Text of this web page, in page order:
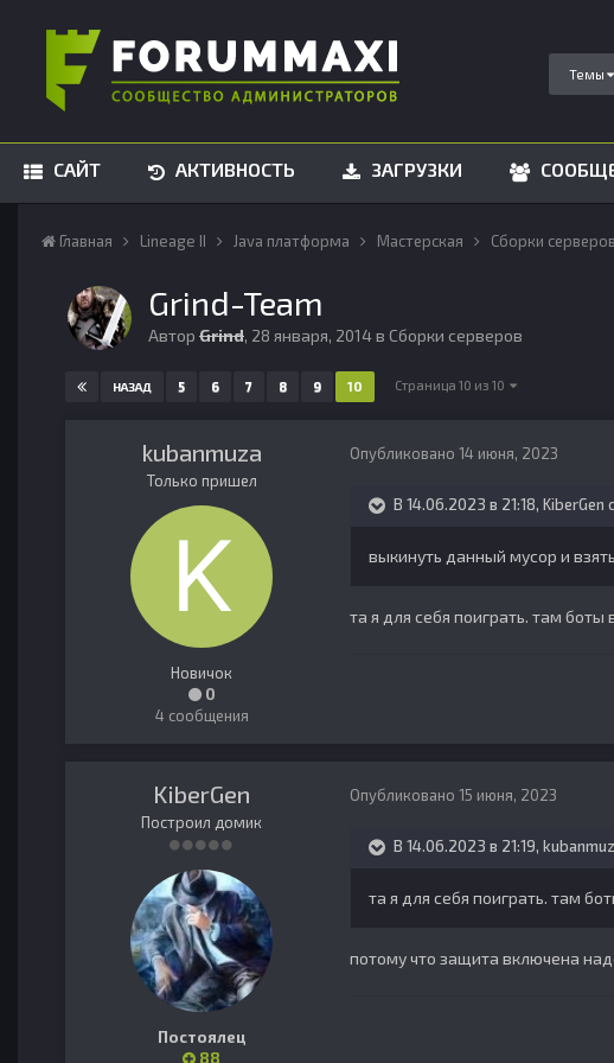
Темы
САЙТ АКТИВНОСТЬ ЗАГРУЗКИ
Главная Lineage II Java платформа Мастерская Сборки серверов
Grind-Team
Автор Grind, 28 января, 2014в Сборки серверов
НАЗАД 5 6 7 8 9 10 Страница 10 из 10
kubanmuza
Только пришел
Новичок
0
4 сообщения
Опубликовано 14 июня, 2023
В 14.06.2023 в 21:18, KiberGen
выкинуть данный мусор и
та я для себя поиграть. там боты
KiberGen
Построил домик
Постоялец
88
Опубликовано 15 июня, 2023
В 14.06.2023 в 21:19,
та я для себя поиграть. там
потому что защита включена